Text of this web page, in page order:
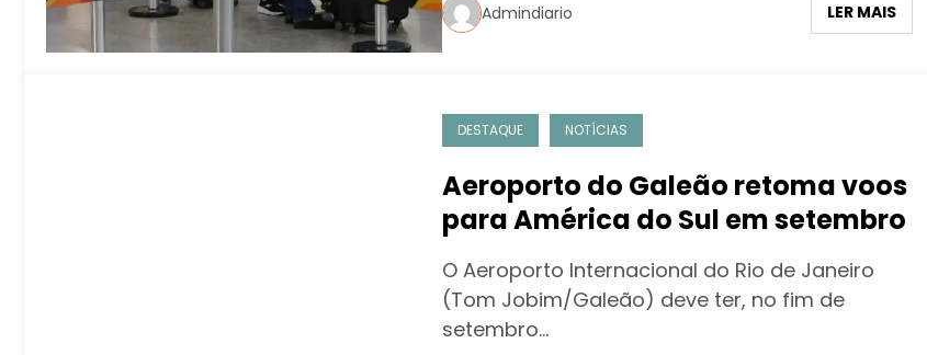
Admindiario LER MAIS
DESTAQUE NOTÍCIAS
Aeroporto do Galeão retoma voos
para América do Sul em setembro
O Aeroporto Internacional do Rio de Janeiro
(Tom Jobim/Galeão) deve ter, no fim de
setembro…